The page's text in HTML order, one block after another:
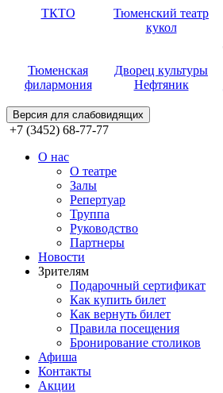
ТКТО
Тюменский театр
кукол
Тюменская
филармония
Дворец культуры
Нефтяник
Версия для слабовидящих
+7 (3452) 68-77-77
О нас
О театре
Залы
Репертуар
Труппа
Руководство
Партнеры
Новости
Зрителям
Подарочный сертификат
Как купить билет
Как вернуть билет
Правила посещения
Бронирование столиков
Афиша
Контакты
Акции